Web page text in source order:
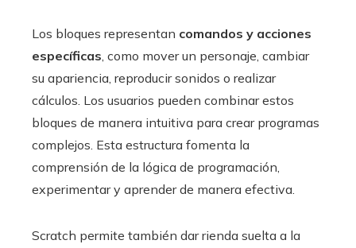
Los bloques representan comandos y acciones
específicas , como mover un personaje, cambiar
su apariencia, reproducir sonidos o realizar
cálculos. Los usuarios pueden combinar estos
bloques de manera intuitiva para crear programas
complejos. Esta estructura fomenta la
comprensión de la lógica de programación,
experimentar y aprender de manera efectiva.
Scratch permite también dar rienda suelta a la